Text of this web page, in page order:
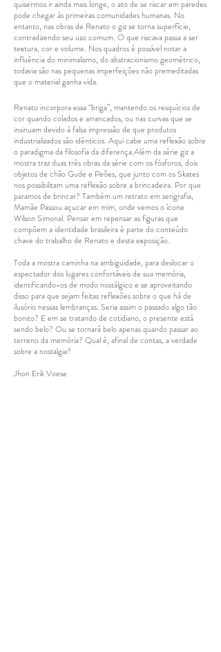
quisermos ir ainda mais longe, o ato de se riscar em paredes
pode chegar às primeiras comunidades humanas. No
entanto, nas obras de Renato o giz se torna superfície,
contradizendo seu uso comum. O que riscava passa a ser
textura, cor e volume. Nos quadros é possível notar a
influência do minimalismo, do abstracionismo geométrico,
todavia são nas pequenas imperfeições não premeditadas
que o material ganha vida.
Renato incorpora essa “briga”, mantendo os resquícios de
cor quando colados e arrancados, ou nas curvas que se
insinuam devido à falsa impressão de que produtos
industrializados são idênticos. Aqui cabe uma reflexão sobre
o paradigma da filosofia da diferença.Além da série giz a
mostra traz duas três obras da série com os fósforos, dois
objetos de chão Gude e Peões, que junto com os Skates
nos possibilitam uma reflexão sobre a brincadeira. Por que
paramos de brincar? Também um retrato em serigrafia,
Mamãe Passou açucar em mim, onde vemos o ícone
Wilson Simonal. Pensar em repensar as figuras que
compõem a identidade brasileira é parte do conteúdo
chave do trabalho de Renato e desta exposição.
Toda a mostra caminha na ambiguidade, para deslocar o
espectador dos lugares confortáveis de sua memória,
identificando-os de modo nostálgico e se aproveitando
disso para que sejam feitas reflexões sobre o que há de
ilusório nessas lembranças. Seria assim o passado algo tão
bonito? E em se tratando de cotidiano, o presente está
sendo belo? Ou se tornará belo apenas quando passar ao
terreno da memória? Qual é, afinal de contas, a verdade
sobre a nostalgia?
Jhon Erik Voese